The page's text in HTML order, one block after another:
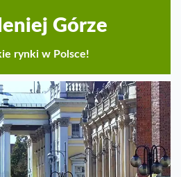
Górze
rynki w Polsce!